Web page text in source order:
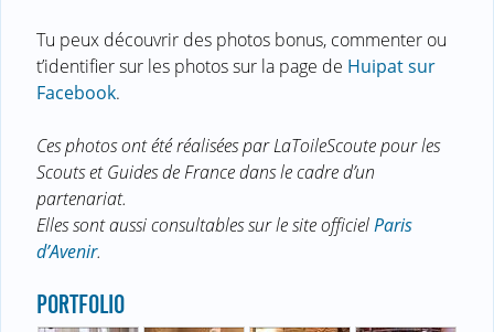
Tu peux découvrir des photos bonus, commenter ou
t’identifier sur les photos sur la page de Huipat sur
Facebook.
Ces photos ont été réalisées par LaToileScoute pour les
Scouts et Guides de France dans le cadre d’un
partenariat.
Elles sont aussi consultables sur le site officielParis
d’Avenir.
PORTFOLIO